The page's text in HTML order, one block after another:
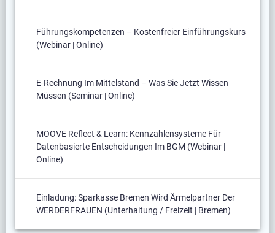
Führungskompetenzen – Kostenfreier Einführungskurs
(Webinar | Online)
E-Rechnung Im Mittelstand – Was Sie Jetzt Wissen
Müssen (Seminar | Online)
MOOVE Reflect & Learn: Kennzahlensysteme Für
Datenbasierte Entscheidungen Im BGM (Webinar |
Online)
Einladung: Sparkasse Bremen Wird Ärmelpartner Der
WERDERFRAUEN (Unterhaltung / Freizeit | Bremen)